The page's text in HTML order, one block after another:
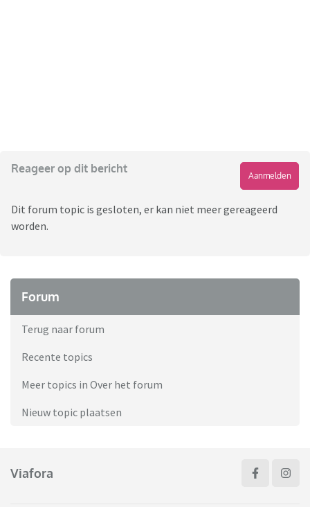
Reageer op dit bericht
Aanmelden
Dit forum topic is gesloten, er kan niet meer gereageerd
worden.
Forum
Terug naar forum
Recente topics
Meer topics in Over het forum
Nieuw topic plaatsen
Viafora